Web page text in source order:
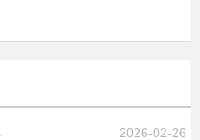
2026-02-26